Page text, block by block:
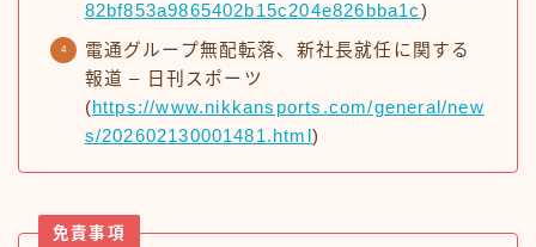
82bf853a9865402b15c204e826bba1c)
電通グループ無配転落、新社長就任に関する
報道 – 日刊スポーツ
(https://www.nikkansports.com/general/new
s/202602130001481.html )
免責事項